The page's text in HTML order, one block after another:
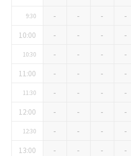
9:30 - - - -
10:00
- - - -
10:30 - - - -
11:00
- - - -
11:30 - - - -
12:00
- - - -
12:30 - - - -
13:00
- - - -
ベルサール羽田空港
日時
日付／開始・終了時間から選ぶ